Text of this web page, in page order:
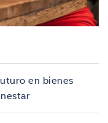
en bienes